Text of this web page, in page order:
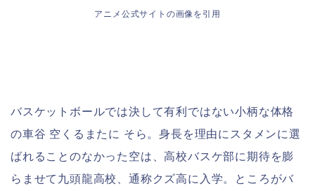
アニメ公式サイトの画像を引用
バスケットボールでは決して有利ではない小柄な体格
の車谷 空くるまたに そら。身長を理由にスタメンに選
ばれることのなかった空は、高校バスケ部に期待を膨
らませて九頭龍高校、通称クズ高に入学。ところがバ